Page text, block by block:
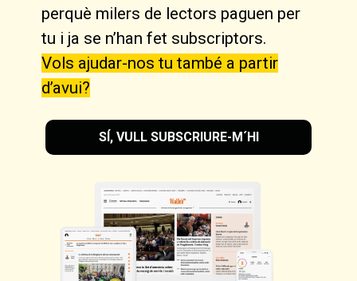
perquè milers de lectors paguen per
tu i ja se n’han fet subscriptors.
Vols ajudar-nos tu també a partir
d’avui?
SÍ, VULL SUBSCRIURE-M´HI